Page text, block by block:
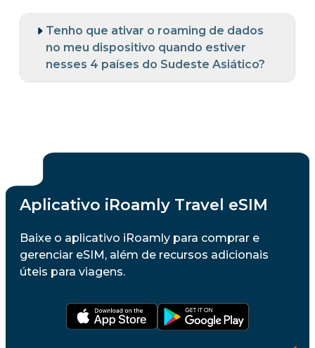
Tenho que ativar o roaming de dados
no meu dispositivo quando estiver
nesses 4 países do Sudeste Asiático?
Aplicativo iRoamly Travel eSIM
Baixe o aplicativo iRoamly para comprar e
gerenciar eSIM, além de recursos adicionais
úteis para viagens.